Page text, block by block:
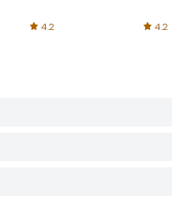
4.2 4.2